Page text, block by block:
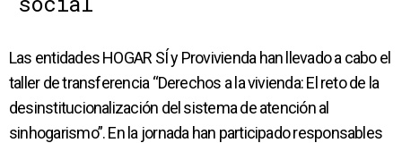
Las entidades HOGAR SÍ y Provivienda han llevado a cabo el
taller de transferencia “Derechos a la vivienda: El reto de la
desinstitucionalización del sistema de atención al
sinhogarismo”. En la jornada han participado responsables